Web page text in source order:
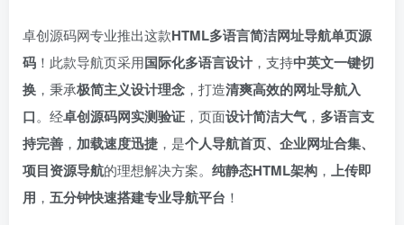
卓创源码网专业推出这款HTML多语言简洁网址导航单页源
码 ！此款导航页采用国际化多语言设计，支持中英文一键切
换 ，秉承极简主义设计理念 ，打造清爽高效的网址导航入
口。经卓创源码网实测验证 ，页面设计简洁大气 ， 多语言支
持完善 ， 加载速度迅捷 ，是个人导航首页、企业网址合集、
项目资源导航的理想解决方案。 纯静态HTML架构 ， 上传即
用 ， 五分钟快速搭建专业导航平台 ！